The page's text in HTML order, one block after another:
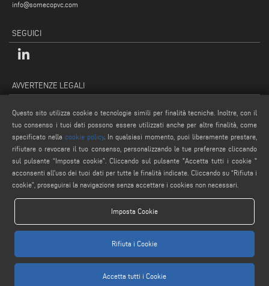
info@somecopvc.com
SEGUICI
AVVERTENZE LEGALI
NOTE LEGALI
COOKIE POLICY
CONDIZIONI GENERALI DI VENDITA
www.voilap.com
Questo sito utilizza cookie o tecnologie simili per finalità tecniche. Inoltre, con il
tuo consenso i tuoi dati possono essere utilizzati anche per altre finalità, come
specificato nella cookie policy. In qualsiasi momento, puoi liberamente prestare,
rifiutare o revocare il tuo consenso, personalizzando le tue preferenze cliccando
sul pulsante “Imposta cookie”. Cliccando sul pulsante "Accetta tutti i cookie "
acconsenti all'uso dei tuoi dati per tutte le finalità indicate. Cliccando su “Rifiuta i
cookie”, proseguirai la navigazione senza accettare i cookies non necessari.
Imposta Cookie
Rifiuta i Cookie
Accetta tutti i Cookie